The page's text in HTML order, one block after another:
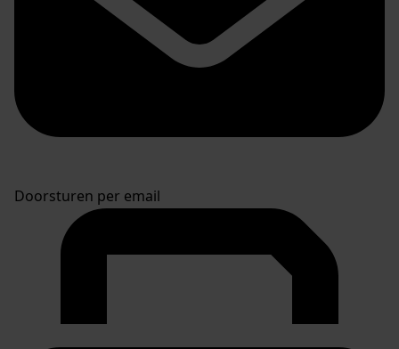
Doorsturen per email